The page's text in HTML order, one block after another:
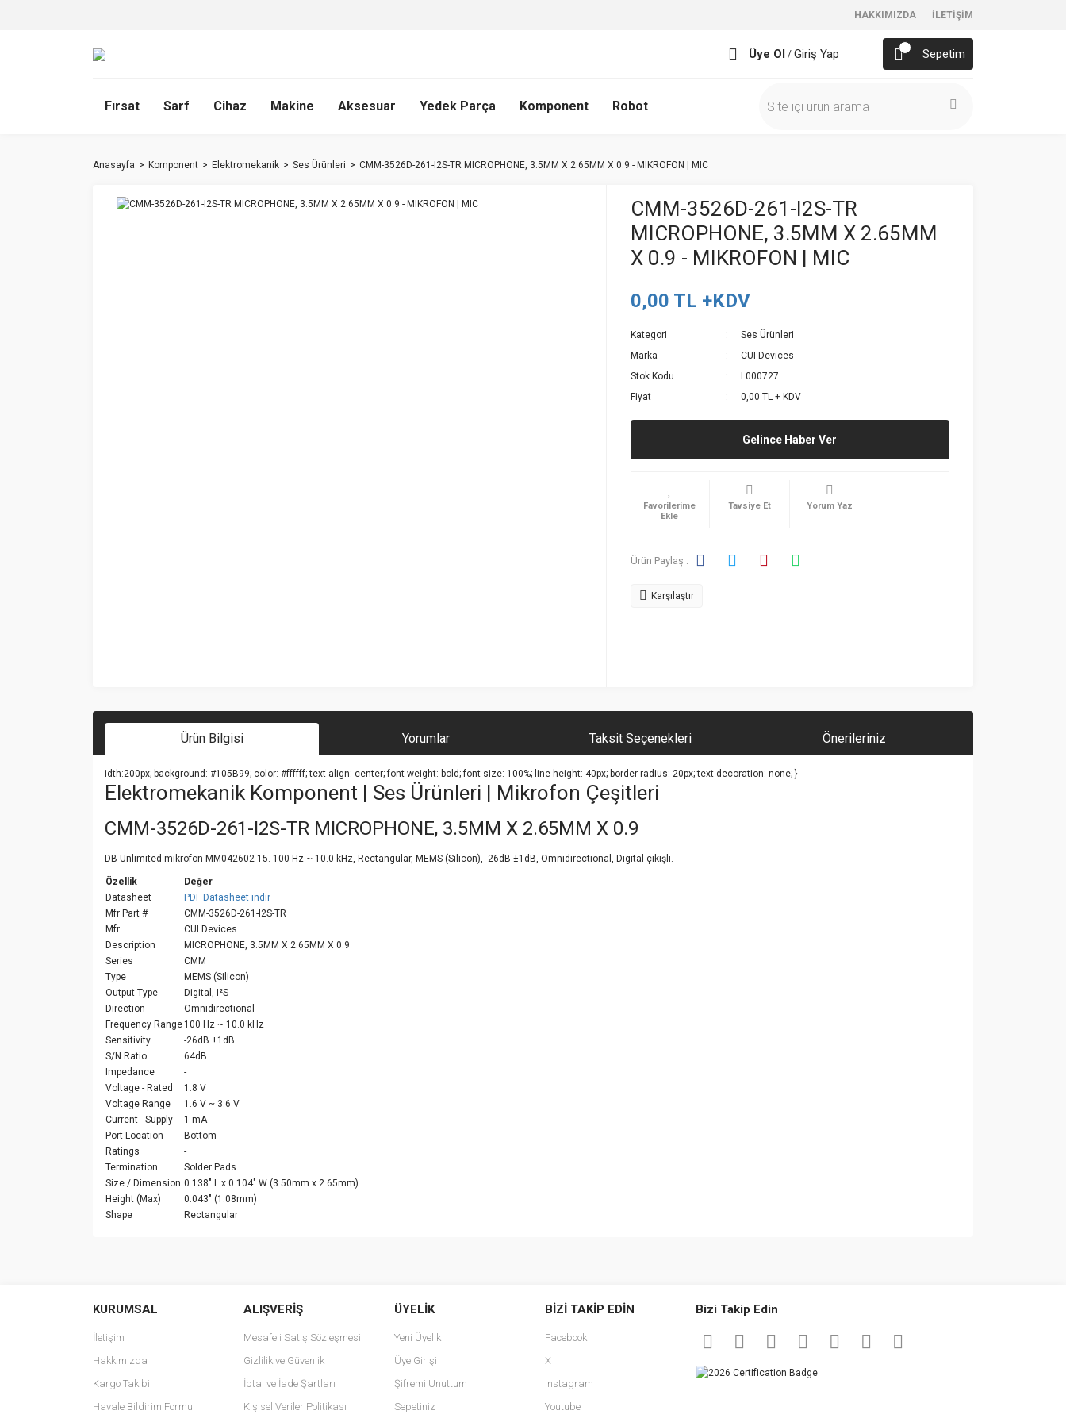
HAKKIMIZDA İLETİŞİM
Üye Ol / Giriş Yap Sepetim
Fırsat Sarf Cihaz Makine Aksesuar Yedek Parça Komponent Robot
Anasayfa Komponent Elektromekanik Ses Ürünleri CMM-3526D-261-I2S-TR MICROPHONE, 3.5MM X 2.65MM X 0.9 - MIKROFON | MIC
CMM-3526D-261-I2S-TR
MICROPHONE, 3.5MM X 2.65MM
X 0.9 - MIKROFON | MIC
0,00 TL +KDV
Kategori
Ses Ürünleri
Marka
CUI Devices
Stok Kodu
L000727
Fiyat
0,00 TL + KDV
Gelince Haber Ver
Tavsiye Et Yorum Yaz
Ürün Paylaş :
Karşılaştır
Ürün Bilgisi Yorumlar Taksit Seçenekleri Önerileriniz
idth:200px; background: #105B99; color: #ffffff; text-align: center; font-weight: bold; font-size: 100%; line-height: 40px; border-radius: 20px; text-decoration: none; }
Elektromekanik Komponent | Ses Ürünleri | Mikrofon Çeşitleri
CMM-3526D-261-I2S-TR MICROPHONE, 3.5MM X 2.65MM X 0.9
DB Unlimited mikrofon MM042602-15. 100 Hz ~ 10.0 kHz, Rectangular, MEMS (Silicon), -26dB ±1dB, Omnidirectional, Digital çıkışlı.
Özellik
Değer
Datasheet
PDF Datasheet indir
Mfr Part #
CMM-3526D-261-I2S-TR
Mfr
CUI Devices
Description
MICROPHONE, 3.5MM X 2.65MM X 0.9
Series
CMM
Type
MEMS (Silicon)
Output Type
Digital, I²S
Direction
Omnidirectional
Frequency Range 100 Hz ~ 10.0 kHz
Sensitivity
-26dB ±1dB
S/N Ratio
64dB
Impedance
-
Voltage - Rated
1.8 V
Voltage Range
1.6 V ~ 3.6 V
Current - Supply
1 mA
Port Location
Bottom
Ratings
-
Termination
Solder Pads
Size / Dimension 0.138" L x 0.104" W (3.50mm x 2.65mm)
Height (Max)
0.043" (1.08mm)
Shape
Rectangular
Ürün resmi kalitesiz, bozuk veya görüntülenemiyor.
Ürün açıklamasında eksik bilgiler bulunuyor.
Ürün bilgilerinde hatalar bulunuyor.
Ürün fiyatı diğer sitelerden daha pahalı.
KURUMSAL
İletişim
Hakkımızda
Kargo Takibi
Havale Bildirim Formu
ALIŞVERİŞ
Mesafeli Satış Sözleşmesi
Gizlilik ve Güvenlik
İptal ve İade Şartları
Kişisel Veriler Politikası
ÜYELİK
Yeni Üyelik
Üye Girişi
Şifremi Unuttum
Sepetiniz
BİZİ TAKİP EDİN
Facebook
X
Instagram
Youtube
Bizi Takip Edin